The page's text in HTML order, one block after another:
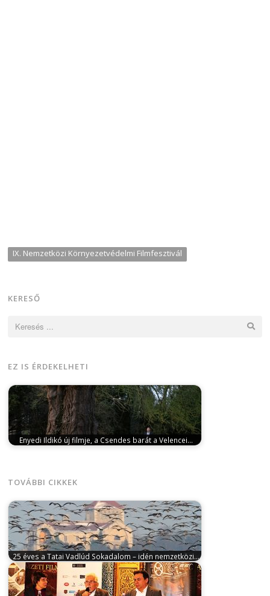
IX. Nemzetközi Környezetvédelmi Filmfesztivál
KERESŐ
EZ IS ÉRDEKELHETI
Enyedi Ildikó új filmje, a Csendes barát a Velencei…
TOVÁBBI CIKKEK
25 éves a Tatai Vadlúd Sokadalom – idén nemzetközi…
szeptember 19, 2025
november 29-én huszonötödik
alkalommal rendezik meg a Tatai Vadlúd
Sokadalmat,…